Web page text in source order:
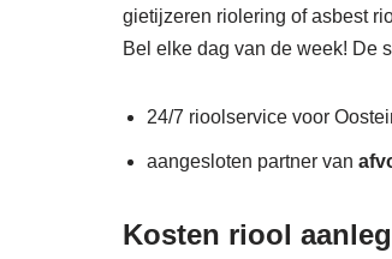
gietijzeren riolering of asbest
Bel elke dag van de week! De
24/7 rioolservice voor
aangesloten partner van
Kosten riool